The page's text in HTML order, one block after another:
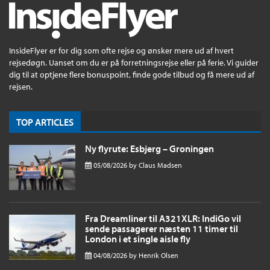
InsideFlyer er for dig som ofte rejse og ønsker mere ud af hvert
rejsedøgn. Uanset om du er på forretningsrejse eller på ferie. Vi guider
dig til at optjene flere bonuspoint, finde gode tilbud og få mere ud af
rejsen.
TOP ARTICLES
Ny flyrute: Esbjerg – Groningen
05/08/2026 by Claus Madsen
Fra Dreamliner til A321XLR: IndiGo vil
sende passagerer næsten 11 timer til
London i et single aisle fly
04/08/2026 by Henrik Olsen